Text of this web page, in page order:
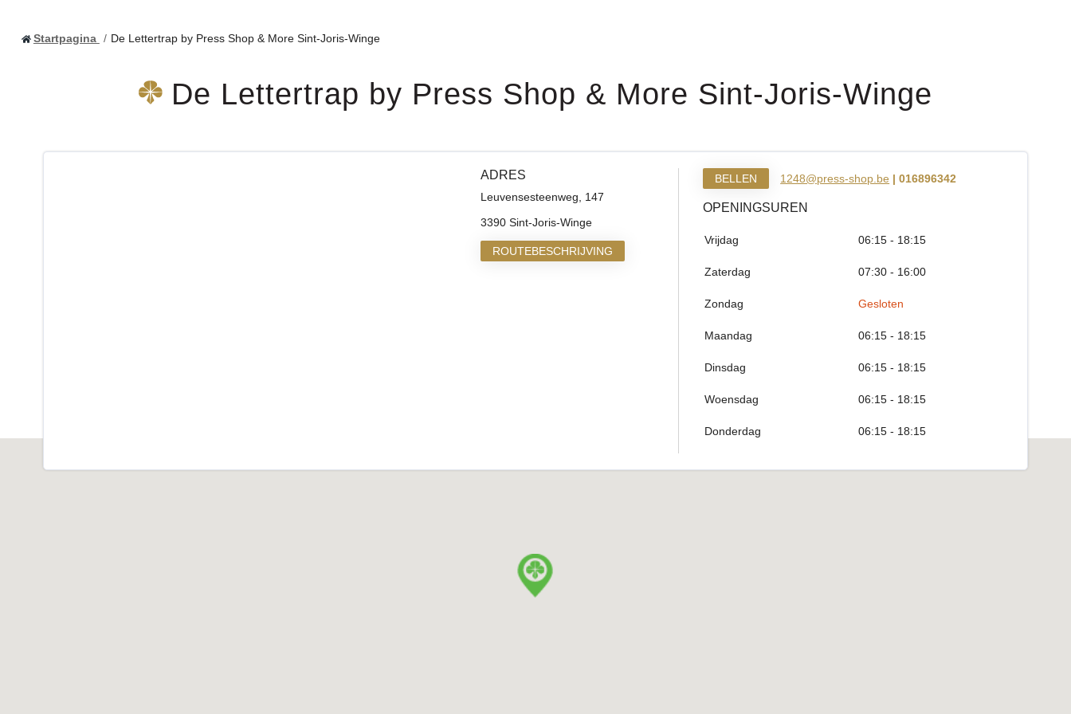
Startpagina De Lettertrap by Press Shop & More Sint-Joris-Winge
De Lettertrap by Press Shop & More Sint-Joris-Winge
ADRES
Leuvensesteenweg, 147
3390 Sint-Joris-Winge
ROUTEBESCHRIJVING
BELLEN 1248@press-shop.be | 016896342
OPENINGSUREN
Vrijdag 06:15 - 18:15
Zaterdag 07:30 - 16:00
Zondag Gesloten
Maandag 06:15 - 18:15
Dinsdag 06:15 - 18:15
Woensdag 06:15 - 18:15
Donderdag 06:15 - 18:15